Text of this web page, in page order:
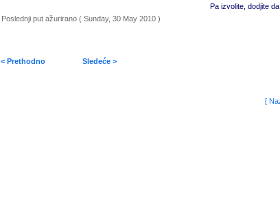
Pa izvolite, dodjite
Poslednji put ažurirano ( Sunday, 30 May 2010 )
< Prethodno Sledeće >
[